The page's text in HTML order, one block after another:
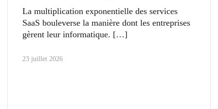
La multiplication exponentielle des services
SaaS bouleverse la manière dont les entreprises
gèrent leur informatique.
23 juillet 2026